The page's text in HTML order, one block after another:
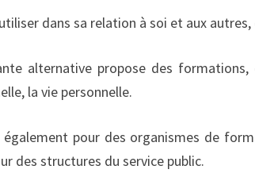
dans sa relation à soi et aux
alternative propose des
la vie personnelle.
également pour des organismes de
des structures du service public.